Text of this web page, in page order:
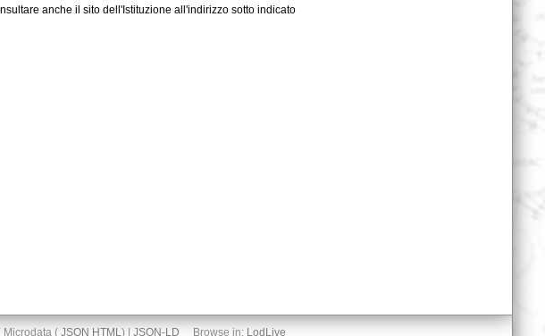
anche il sito dell'Istituzione all'indirizzo sotto indicato
Microdata ( JSON HTML) | JSON-LD Browse in: LodLive